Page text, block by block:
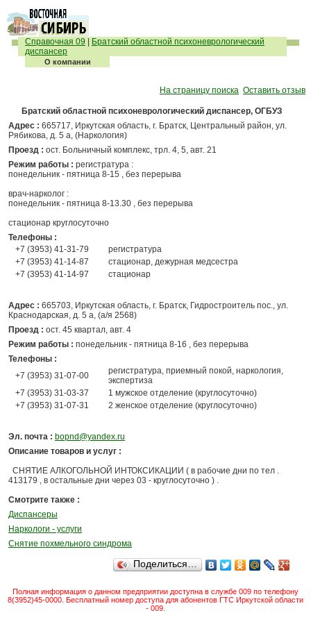
Справочная 09
Братский областной психоневрологический
диспансер
О компании
На страницу поиска Оставить отзыв
Братский областной психоневрологический диспансер, ОГБУЗ
Адрес : 665717, Иркутская область, г. Братск, Центральный район, ул.
Рябикова, д. 5 а, (Наркология)
Проезд : ост. Больничный комплекс, трл. 4, 5, авт. 21
Режим работы : регистратура :
понедельник - пятница 8-15 , без перерыва
врач-нарколог :
понедельник - пятница 8-13.30 , без перерыва
стационар круглосуточно
Телефоны :
+7 (3953) 41-31-79
регистратура
+7 (3953) 41-14-87
стационар, дежурная медсестра
+7 (3953) 41-14-97
стационар
Адрес : 665703, Иркутская область, г. Братск, Гидростроитель пос., ул.
Краснодарская, д. 5 а, (а/я 2568)
Проезд : ост. 45 квартал, авт. 4
Режим работы : понедельник - пятница 8-16 , без перерыва
Телефоны :
+7 (3953) 31-07-00
регистратура, приемный покой, наркология,
экспертиза
+7 (3953) 31-03-37
1 мужское отделение (круглосуточно)
+7 (3953) 31-07-31
2 женское отделение (круглосуточно)
Эл. почта : bopnd@yandex.ru
Описание товаров и услуг :
СНЯТИЕ АЛКОГОЛЬНОЙ ИНТОКСИКАЦИИ ( в рабочие дни по тел .
413179 , в остальные дни через 03 - круглосуточно ) .
Смотрите также :
Диспансеры
Наркологи - услуги
Снятие похмельного синдрома
Поделиться…
Полная информация о данном предприятии доступна в службе 009 по телефону
8(3952)45-0000. Бесплатный номер доступа для абонентов ГТС Иркутской области
- 009.